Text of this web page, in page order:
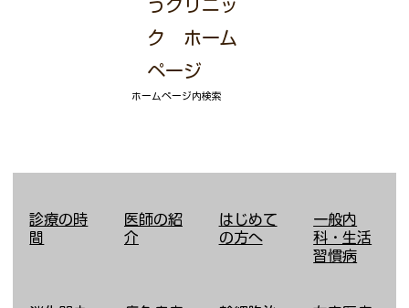
うクリニッ
ク ホーム
ページ
ホームページ内検索
診療の時
間
医師の紹
介
はじめて
の方へ
​一般内
科・生活
習慣病